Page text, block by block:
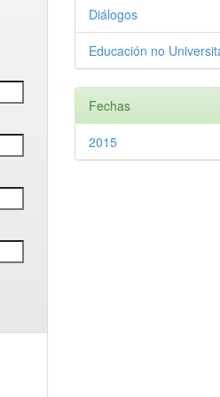
Diálogos
Educación no
Fechas
2015